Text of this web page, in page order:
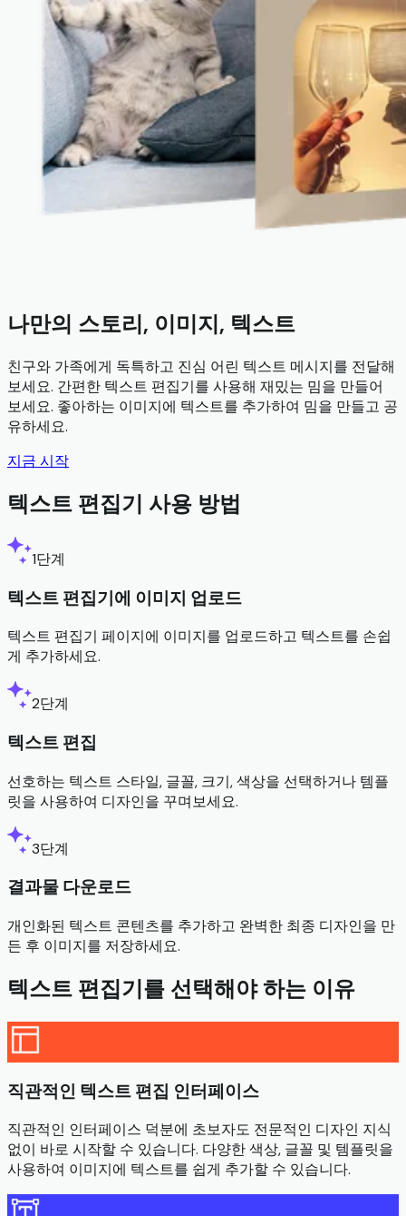
나만의 스토리, 이미지, 텍스트
친구와 가족에게 독특하고 진심 어린 텍스트 메시지를 전달해
보세요. 간편한 텍스트 편집기를 사용해 재밌는 밈을 만들어
보세요. 좋아하는 이미지에 텍스트를 추가하여 밈을 만들고 공
유하세요.
지금 시작
텍스트 편집기 사용 방법
1단계
텍스트 편집기에 이미지 업로드
텍스트 편집기 페이지에 이미지를 업로드하고 텍스트를 손쉽
게 추가하세요.
2단계
텍스트 편집
선호하는 텍스트 스타일, 글꼴, 크기, 색상을 선택하거나 템플
릿을 사용하여 디자인을 꾸며보세요.
3단계
결과물 다운로드
개인화된 텍스트 콘텐츠를 추가하고 완벽한 최종 디자인을 만
든 후 이미지를 저장하세요.
텍스트 편집기를 선택해야 하는 이유
직관적인 텍스트 편집 인터페이스
직관적인 인터페이스 덕분에 초보자도 전문적인 디자인 지식
없이 바로 시작할 수 있습니다. 다양한 색상, 글꼴 및 템플릿을
사용하여 이미지에 텍스트를 쉽게 추가할 수 있습니다.